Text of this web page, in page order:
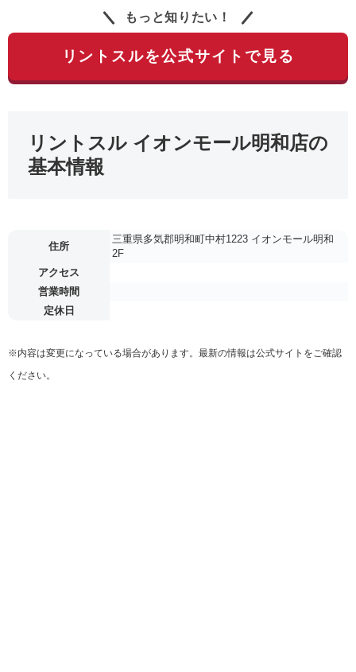
もっと知りたい！
リントスルを公式サイトで見る
リントスル イオンモール明和店の
基本情報
住所
三重県多気郡明和町中村1223 イオンモール明和
2F
アクセス
営業時間
定休日
※内容は変更になっている場合があります。最新の情報は公式サイトをご確認
ください。